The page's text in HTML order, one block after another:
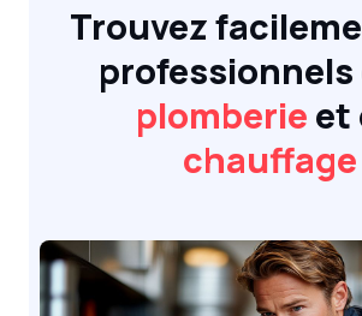
Trouvez
professionnels
plomberie et
chauffage